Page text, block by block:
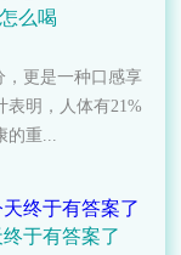
么喝
，更是一种口感享
表明，人体有21%
的重...
于有答案了